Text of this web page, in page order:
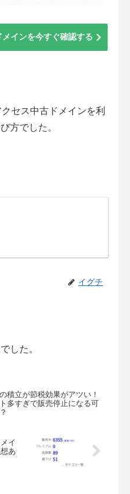
インを今すぐ確認する
セス中古ドメインを利
方でした。
イグチ
した。
積立が節税効果がアツい！
多すぎで販売停止になる可
イ
あ